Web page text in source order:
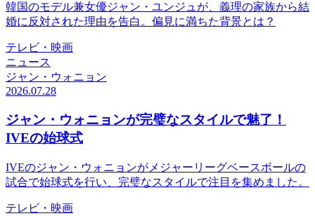
韓国のモデル兼女優ジャン・ユンジュが、義理の家族から結
婚に反対された理由を告白。偏見に満ちた背景とは？
テレビ・映画
ニュース
ジャン・ウォニョン
2026.07.28
ジャン・ウォニョンが完璧なスタイルで魅了！
IVEの始球式
IVEのジャン・ウォニョンがメジャーリーグベースボールの
試合で始球式を行い、完璧なスタイルで注目を集めました。
テレビ・映画